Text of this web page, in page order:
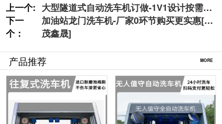
上一个: 大型隧道式自动洗车机订做-1V1设计按需定
制[隆茂鑫晟]
下一
个：
加油站龙门洗车机-厂家0环节购买更实惠[隆
茂鑫晟]
产品推荐 MORE